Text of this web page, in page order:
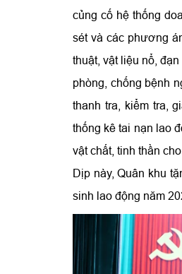
củng cố hệ thống
sét và các phương
thuật, vật liệu nổ,
phòng, chống bệnh
thanh tra, kiểm tra,
thống kê tai nạn lao
vật chất, tinh thần
Dịp này, Quân khu
sinh lao động năm